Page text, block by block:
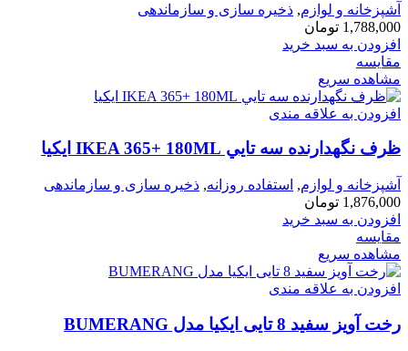
آشپزخانه و لوازم, ذخیره سازی و سازماندهی
1,788,000 تومان
افزودن به سبد خرید
مقایسه
مشاهده سریع
افزودن به علاقه مندی
ظرف نگهدارنده سه تايي IKEA 365+ 180ML ايكيا
آشپزخانه و لوازم, استفاده روزانه, ذخیره سازی و سازماندهی
1,876,000 تومان
افزودن به سبد خرید
مقایسه
مشاهده سریع
افزودن به علاقه مندی
رخت آويز سفيد 8 تايی ایکیا مدل BUMERANG